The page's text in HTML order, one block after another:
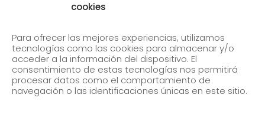
cookies
Para ofrecer las mejores experiencias, utilizamos
tecnologías como las cookies para almacenar y/o
acceder a la información del dispositivo. El
consentimiento de estas tecnologías nos permitirá
procesar datos como el comportamiento de
navegación o las identificaciones únicas en este sitio.
Subscribe to our newsletter to receive our news by
email.